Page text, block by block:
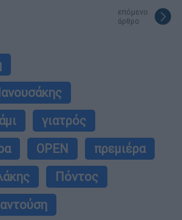
επόμενο
άρθρο
γιατρός
OPEN
πρεμιέρα
Πόντος